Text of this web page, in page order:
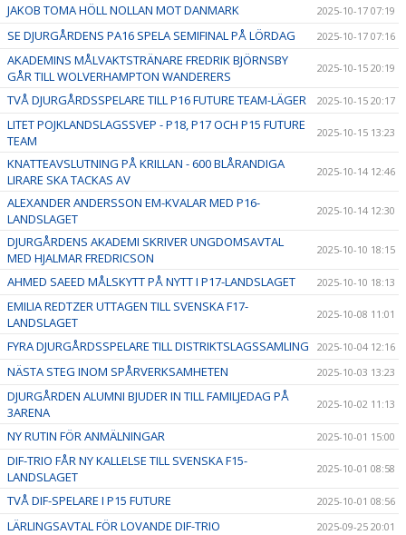
JAKOB TOMA HÖLL NOLLAN MOT DANMARK 2025-10-17 07:19
SE DJURGÅRDENS PA16 SPELA SEMIFINAL PÅ LÖRDAG 2025-10-17 07:16
AKADEMINS MÅLVAKTSTRÄNARE FREDRIK BJÖRNSBY
GÅR TILL WOLVERHAMPTON WANDERERS
2025-10-15 20:19
TVÅ DJURGÅRDSSPELARE TILL P16 FUTURE TEAM-LÄGER 2025-10-15 20:17
LITET POJKLANDSLAGSSVEP - P18, P17 OCH P15 FUTURE
TEAM
2025-10-15 13:23
KNATTEAVSLUTNING PÅ KRILLAN - 600 BLÅRANDIGA
LIRARE SKA TACKAS AV
2025-10-14 12:46
ALEXANDER ANDERSSON EM-KVALAR MED P16-
LANDSLAGET
2025-10-14 12:30
DJURGÅRDENS AKADEMI SKRIVER UNGDOMSAVTAL
MED HJALMAR FREDRICSON
2025-10-10 18:15
AHMED SAEED MÅLSKYTT PÅ NYTT I P17-LANDSLAGET 2025-10-10 18:13
EMILIA REDTZER UTTAGEN TILL SVENSKA F17-
LANDSLAGET
2025-10-08 11:01
FYRA DJURGÅRDSSPELARE TILL DISTRIKTSLAGSSAMLING 2025-10-04 12:16
NÄSTA STEG INOM SPÅRVERKSAMHETEN 2025-10-03 13:23
DJURGÅRDEN ALUMNI BJUDER IN TILL FAMILJEDAG PÅ
3ARENA
2025-10-02 11:13
NY RUTIN FÖR ANMÄLNINGAR 2025-10-01 15:00
DIF-TRIO FÅR NY KALLELSE TILL SVENSKA F15-
LANDSLAGET
2025-10-01 08:58
TVÅ DIF-SPELARE I P15 FUTURE 2025-10-01 08:56
LÄRLINGSAVTAL FÖR LOVANDE DIF-TRIO 2025-09-25 20:01